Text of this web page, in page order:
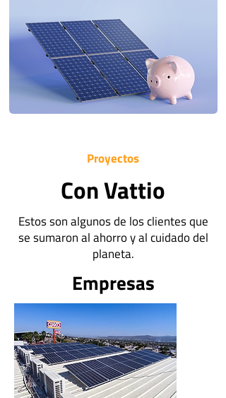
Proyectos
Con Vattio
Estos son algunos de los clientes que
se sumaron al ahorro y al cuidado del
planeta.
Empresas